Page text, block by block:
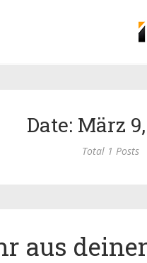
Date: März
Total 1 Posts
aus